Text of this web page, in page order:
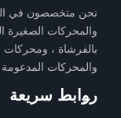
والمحركات
روابط سريعة